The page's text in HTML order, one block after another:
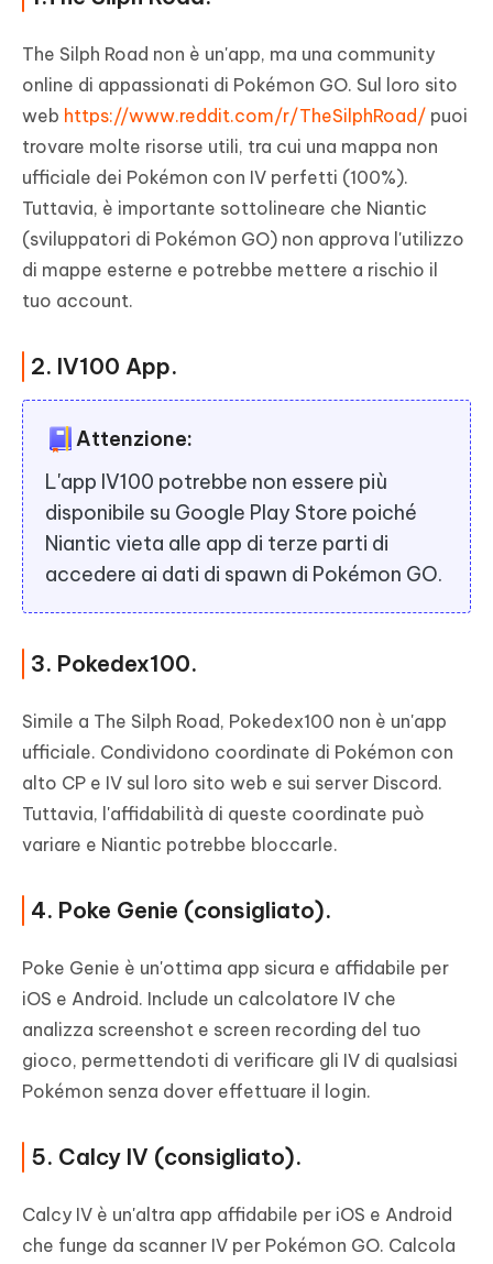
The Silph Road non è un'app, ma una community
online di appassionati di Pokémon GO. Sul loro sito
web https://www.reddit.com/r/TheSilphRoad/ puoi
trovare molte risorse utili, tra cui una mappa non
ufficiale dei Pokémon con IV perfetti (100%).
Tuttavia, è importante sottolineare che Niantic
(sviluppatori di Pokémon GO) non approva l'utilizzo
di mappe esterne e potrebbe mettere a rischio il
tuo account.
2. IV100 App.
Attenzione:
L'app IV100 potrebbe non essere più
disponibile su Google Play Store poiché
Niantic vieta alle app di terze parti di
accedere ai dati di spawn di Pokémon GO.
3. Pokedex100.
Simile a The Silph Road, Pokedex100 non è un'app
ufficiale. Condividono coordinate di Pokémon con
alto CP e IV sul loro sito web e sui server Discord.
Tuttavia, l'affidabilità di queste coordinate può
variare e Niantic potrebbe bloccarle.
4. Poke Genie (consigliato).
Poke Genie è un'ottima app sicura e affidabile per
iOS e Android. Include un calcolatore IV che
analizza screenshot e screen recording del tuo
gioco, permettendoti di verificare gli IV di qualsiasi
Pokémon senza dover effettuare il login.
5. Calcy IV (consigliato).
Calcy IV è un'altra app affidabile per iOS e Android
che funge da scanner IV per Pokémon GO. Calcola